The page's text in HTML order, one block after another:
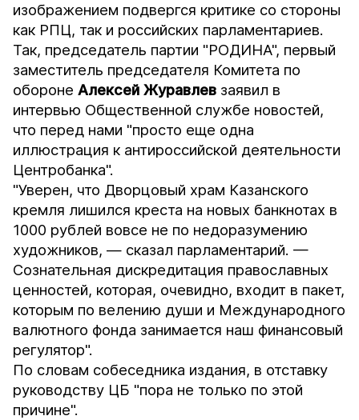
изображением подвергся критике со стороны
как РПЦ, так и российских парламентариев.
Так, председатель партии "РОДИНА", первый
заместитель председателя Комитета по
оборонеАлексей Журавлев заявил в
интервью Общественной службе новостей,
что перед нами "просто еще одна
иллюстрация к антироссийской деятельности
Центробанка".
"Уверен, что Дворцовый храм Казанского
кремля лишился креста на новых банкнотах в
1000 рублей вовсе не по недоразумению
художников, — сказал парламентарий. —
Сознательная дискредитация православных
ценностей, которая, очевидно, входит в пакет,
которым по велению души и Международного
валютного фонда занимается наш финансовый
регулятор".
По словам собеседника издания, в отставку
руководству ЦБ "пора не только по этой
причине".